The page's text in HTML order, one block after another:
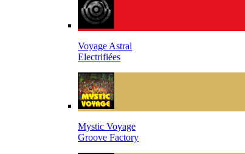
Voyage Astral
Electrifiées
Mystic Voyage
Groove Factory